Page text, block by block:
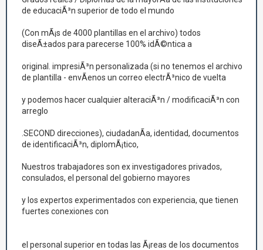
de educaciÃ³n superior de todo el mundo
(Con mÃ¡s de 4000 plantillas en el archivo) todos
diseÃ±ados para parecerse 100% idÃ©ntica a
original. impresiÃ³n personalizada (si no tenemos el archivo
de plantilla - envÃ­enos un correo electrÃ³nico de vuelta
y podemos hacer cualquier alteraciÃ³n / modificaciÃ³n con
arreglo
.SECOND direcciones), ciudadanÃ­a, identidad, documentos
de identificaciÃ³n, diplomÃ¡tico,
Nuestros trabajadores son ex investigadores privados,
consulados, el personal del gobierno mayores
y los expertos experimentados con experiencia, que tienen
fuertes conexiones con
el personal superior en todas las Ã¡reas de los documentos